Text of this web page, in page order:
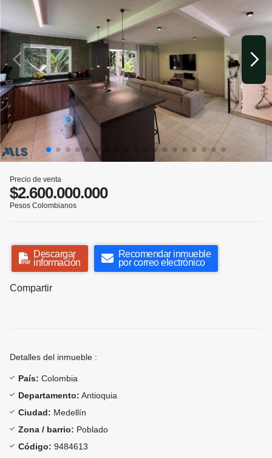
Precio de venta
$2.600.000.000
Pesos Colombianos
Descargar
información
Recomendar inmueble
por correo electrónico
Compartir
Detalles del inmueble :
País: Colombia
Departamento: Antioquia
Ciudad: Medellín
Zona / barrio: Poblado
Código: 9484613